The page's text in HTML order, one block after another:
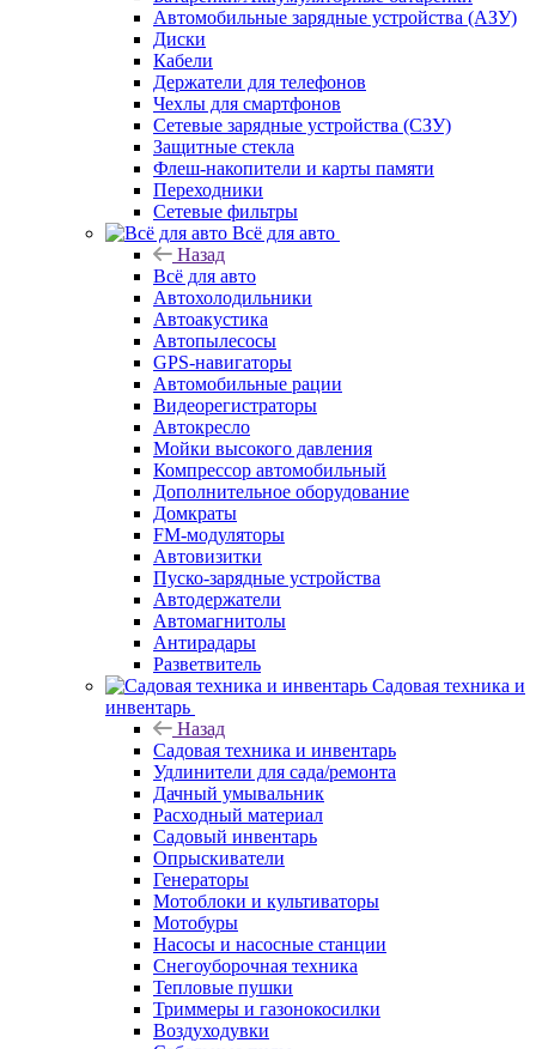
Автомобильные зарядные устройства (АЗУ)
Диски
Кабели
Держатели для телефонов
Чехлы для смартфонов
Сетевые зарядные устройства (СЗУ)
Защитные стекла
Флеш-накопители и карты памяти
Переходники
Сетевые фильтры
Всё для авто
Назад
Всё для авто
Автохолодильники
Автоакустика
Автопылесосы
GPS-навигаторы
Автомобильные рации
Видеорегистраторы
Автокресло
Мойки высокого давления
Компрессор автомобильный
Дополнительное оборудование
Домкраты
FM-модуляторы
Автовизитки
Пуско-зарядные устройства
Автодержатели
Автомагнитолы
Антирадары
Разветвитель
Садовая техника и
инвентарь
Назад
Садовая техника и инвентарь
Удлинители для сада/ремонта
Дачный умывальник
Расходный материал
Садовый инвентарь
Опрыскиватели
Генераторы
Мотоблоки и культиваторы
Мотобуры
Насосы и насосные станции
Снегоуборочная техника
Тепловые пушки
Триммеры и газонокосилки
Воздуходувки